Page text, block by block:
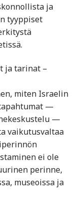
ja
tyyppiset
ja tarinat –
miten Israelin
—
—
vaikutusvaltaa
ei ole
perinne,
museoissa ja